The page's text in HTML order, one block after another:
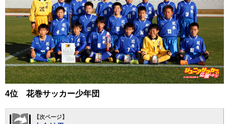
4位 花巻サッカー少年団
【次ページ】